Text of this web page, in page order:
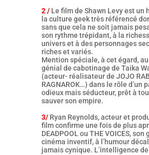
2 /Le film de Shawn Levy est un
la culture geek très référencé
sans que cela ne soit jamais
son rythme trépidant, à la
univers et à des personnages
riches et variés.
Mention spéciale, à cet égard,
génial de cabotinage de Taika
(acteur- réalisateur de JOJO
RAGNAROK…) dans le rôle d’un
odieux mais séducteur, prêt à
sauver son empire.
3/ Ryan Reynolds, acteur et
film confirme une fois de plus
DEADPOOL ou THE VOICES, son
cinéma inventif, à l’humour
jamais cynique. L’intelligence